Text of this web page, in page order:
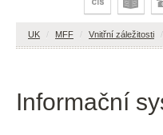
UK / MFF / Vnitřní záležitosti /
Informační